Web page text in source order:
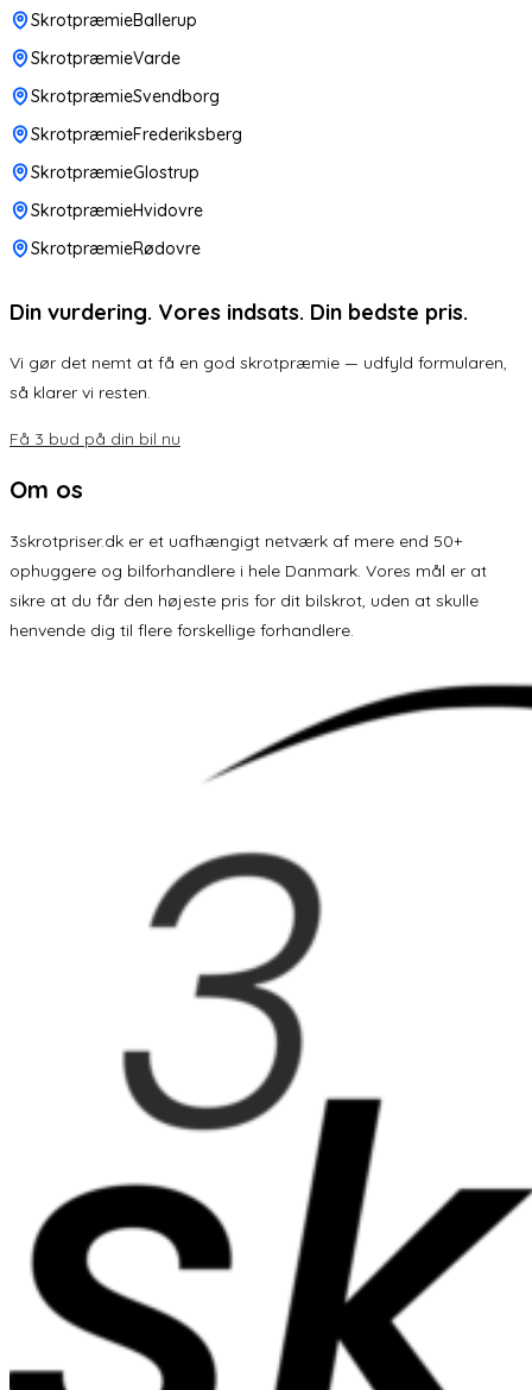
SkrotpræmieBallerup
SkrotpræmieVarde
SkrotpræmieSvendborg
SkrotpræmieFrederiksberg
SkrotpræmieGlostrup
SkrotpræmieHvidovre
SkrotpræmieRødovre
Din vurdering. Vores indsats. Din bedste pris.
Vi gør det nemt at få en god skrotpræmie — udfyld formularen,
så klarer vi resten.
Få 3 bud på din bil nu
Om os
3skrotpriser.dk er et uafhængigt netværk af mere end 50+
ophuggere og bilforhandlere i hele Danmark. Vores mål er at
sikre at du får den højeste pris for dit bilskrot, uden at skulle
henvende dig til flere forskellige forhandlere.